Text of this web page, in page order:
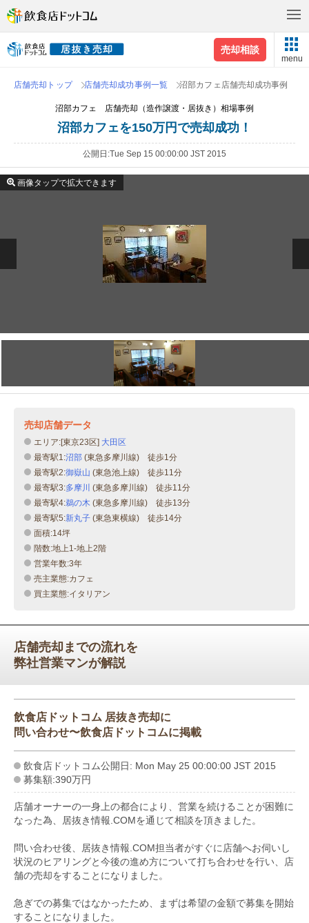
売却相談
menu
店舗売却トップ 店舗売却成功事例一覧 沼部カフェ店舗売却成功事例
沼部カフェ 店舗売却（造作譲渡・居抜き）相場事例
沼部カフェを150万円で売却成功！
公開日 Tue Sep 15 00:00:00 JST 2015
画像タップで拡大できます
売却店舗データ
エリア:[東京23区] 大田区
最寄駅1:沼部 (東急多摩川線) 徒歩1分
最寄駅2:御嶽山 (東急池上線) 徒歩11分
最寄駅3:多摩川 (東急多摩川線) 徒歩11分
最寄駅4:鵜の木 (東急多摩川線) 徒歩13分
最寄駅5:新丸子 (東急東横線) 徒歩14分
面積:14坪
階数:地上1-地上2階
営業年数:3年
売主業態:カフェ
買主業態:イタリアン
店舗売却までの流れを
弊社営業マンが解説
飲食店ドットコム 居抜き売却に
問い合わせ〜飲食店ドットコムに掲載
飲食店ドットコム公開日: Mon May 25 00:00:00 JST 2015
募集額:390万円
店舗オーナーの一身上の都合により、営業を続けることが困難に
なった為、居抜き情報.COMを通じて相談を頂きました。
問い合わせ後、居抜き情報.COM担当者がすぐに店舗へお伺いし
状況のヒアリングと今後の進め方について打ち合わせを行い、店
舗の売却をすることになりました。
急ぎでの募集ではなかったため、まずは希望の金額で募集を開始
することになりました。